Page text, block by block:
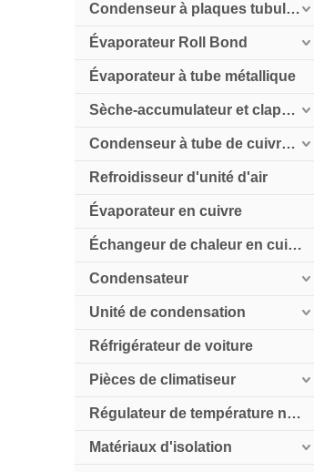
Condenseur à plaques tubulaires
Évaporateur Roll Bond
Évaporateur à tube métallique
Sèche-accumulateur et clapet anti-retour
Condenseur à tube de cuivre refroidi par air
Refroidisseur d'unité d'air
Évaporateur en cuivre
Échangeur de chaleur en cuivre
Condensateur
Unité de condensation
Réfrigérateur de voiture
Pièces de climatiseur
Régulateur de température numérique
Matériaux d'isolation